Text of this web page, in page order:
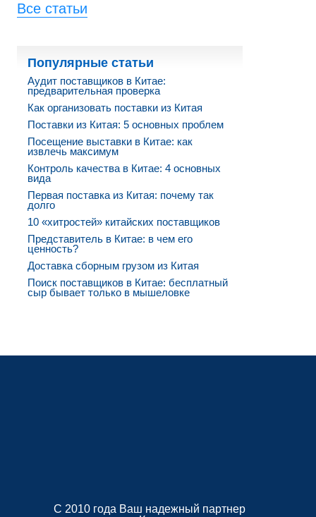
Все статьи
Популярные статьи
Аудит поставщиков в Китае:
предварительная проверка
Как организовать поставки из Китая
Поставки из Китая: 5 основных проблем
Посещение выставки в Китае: как
извлечь максимум
Контроль качества в Китае: 4 основных
вида
Первая поставка из Китая: почему так
долго
10 «хитростей» китайских поставщиков
Представитель в Китае: в чем его
ценность?
Доставка сборным грузом из Китая
Поиск поставщиков в Китае: бесплатный
сыр бывает только в мышеловке
С 2010 года Ваш надежный партнер